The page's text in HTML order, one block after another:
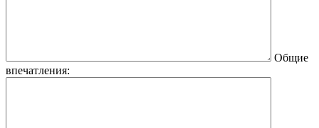
Общие
впечатления: